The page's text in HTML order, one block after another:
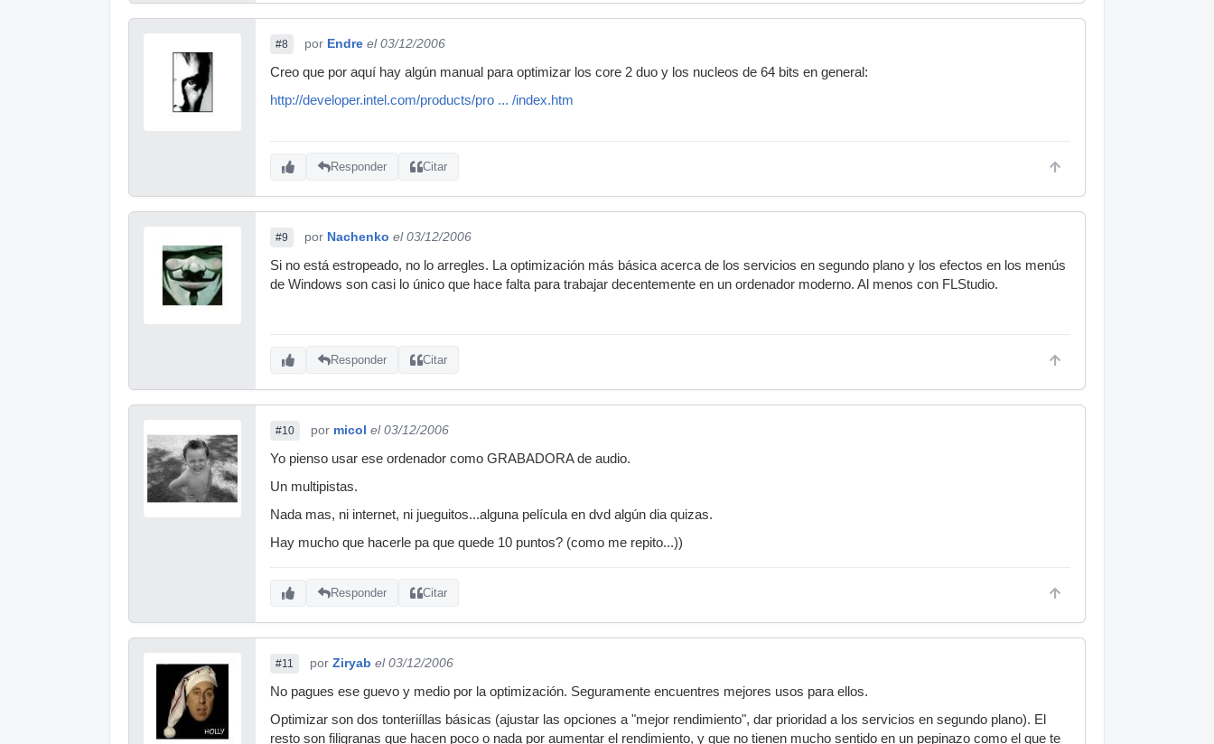
#8 por Endre el 03/12/2006
Creo que por aquí hay algún manual para optimizar los core 2 duo y los nucleos de 64 bits en general:
http://developer.intel.com/products/pro ... /index.htm
Responder Citar
#9 por Nachenko el 03/12/2006
Si no está estropeado, no lo arregles. La optimización más básica acerca de los servicios en segundo plano y los efectos en los menús
de Windows son casi lo único que hace falta para trabajar decentemente en un ordenador moderno. Al menos con FLStudio.
Responder Citar
#10 por micol el 03/12/2006
Yo pienso usar ese ordenador como GRABADORA de audio.
Un multipistas.
Nada mas, ni internet, ni jueguitos...alguna película en dvd algún dia quizas.
Hay mucho que hacerle pa que quede 10 puntos? (como me repito...))
Responder Citar
#11 por Ziryab el 03/12/2006
No pagues ese guevo y medio por la optimización. Seguramente encuentres mejores usos para ellos.
Optimizar son dos tonteriíllas básicas (ajustar las opciones a "mejor rendimiento", dar prioridad a los servicios en segundo plano). El
resto son filigranas que hacen poco o nada por aumentar el rendimiento, y que no tienen mucho sentido en un pepinazo como el que te